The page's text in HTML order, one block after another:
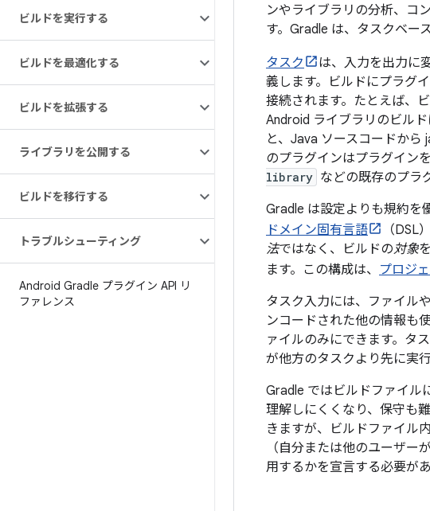
ビルドを実行する
ビルドを最適化する
ビルドを拡張する
ライブラリを公開する
ビルドを移行する
トラブルシューティング
Android Gradle プラグイン API リ
ファレンス
ンやライブラリの分析、コ
す。Gradle は、タスクベー
タスク は、入力を出力に
義します。ビルドにプラグ
接続されます。たとえば、
Android ライブラリのビルド
と、Java ソースコードか
のプラグインはプラグイン
library などの既存のプラ
Gradle は設定よりも規約を
ドメイン固有言語
（DSL
法ではなく、ビルドの対象
ます。この構成は、 プロジ
タスク入力には、ファイル
ンコードされた他の情報も
ァイルのみにできます。タ
が他方のタスクより先に実
Gradle ではビルドファイル
理解しにくくなり、保守も
きますが、ビルドファイル
（自分または他のユーザ
用するかを宣言する必要があ